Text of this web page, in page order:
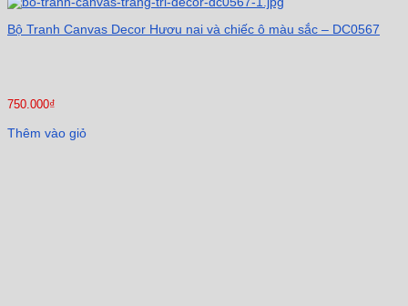
Bộ Tranh Canvas Decor Hươu nai và chiếc ô màu sắc – DC0567
750.000₫
Thêm vào giỏ